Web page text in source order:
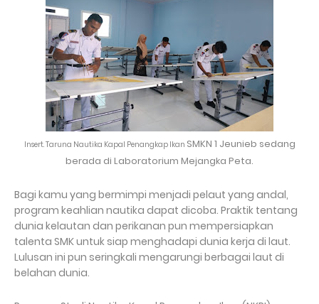
Insert. Taruna Nautika Kapal Penangkap Ikan SMKN 1 Jeunieb sedang
berada di Laboratorium Mejangka Peta.
Bagi kamu yang bermimpi menjadi pelaut yang andal,
program keahlian nautika dapat dicoba. Praktik tentang
dunia kelautan dan perikanan pun mempersiapkan
talenta SMK untuk siap menghadapi dunia kerja di laut.
Lulusan ini pun seringkali mengarungi berbagai laut di
belahan dunia.